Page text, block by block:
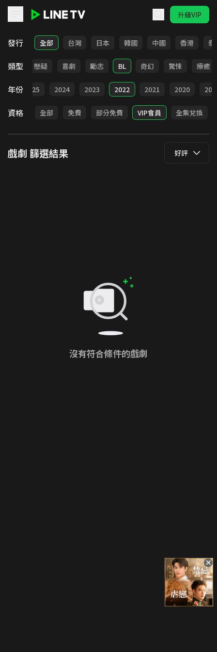
升級VIP
LINE TV - 戲劇
發行 全部 台灣 日本 韓國 中國 香港 泰
類型
甜寵 懸疑 喜劇 勵志 BL 奇幻 驚悚 療癒
年份 2025 2024 2023 2022 2021 2020
資格 全部 免費 部分免費 VIP會員 全集兌換
戲劇 篩選結果 好評
沒有符合條件的戲劇